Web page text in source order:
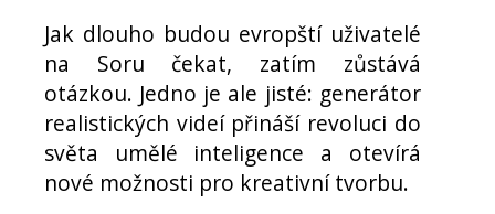
Jak dlouho budou evropští uživatelé
na Soru čekat, zatím zůstává
otázkou. Jedno je ale jisté: generátor
realistických videí přináší revoluci do
světa umělé inteligence a otevírá
nové možnosti pro kreativní tvorbu.